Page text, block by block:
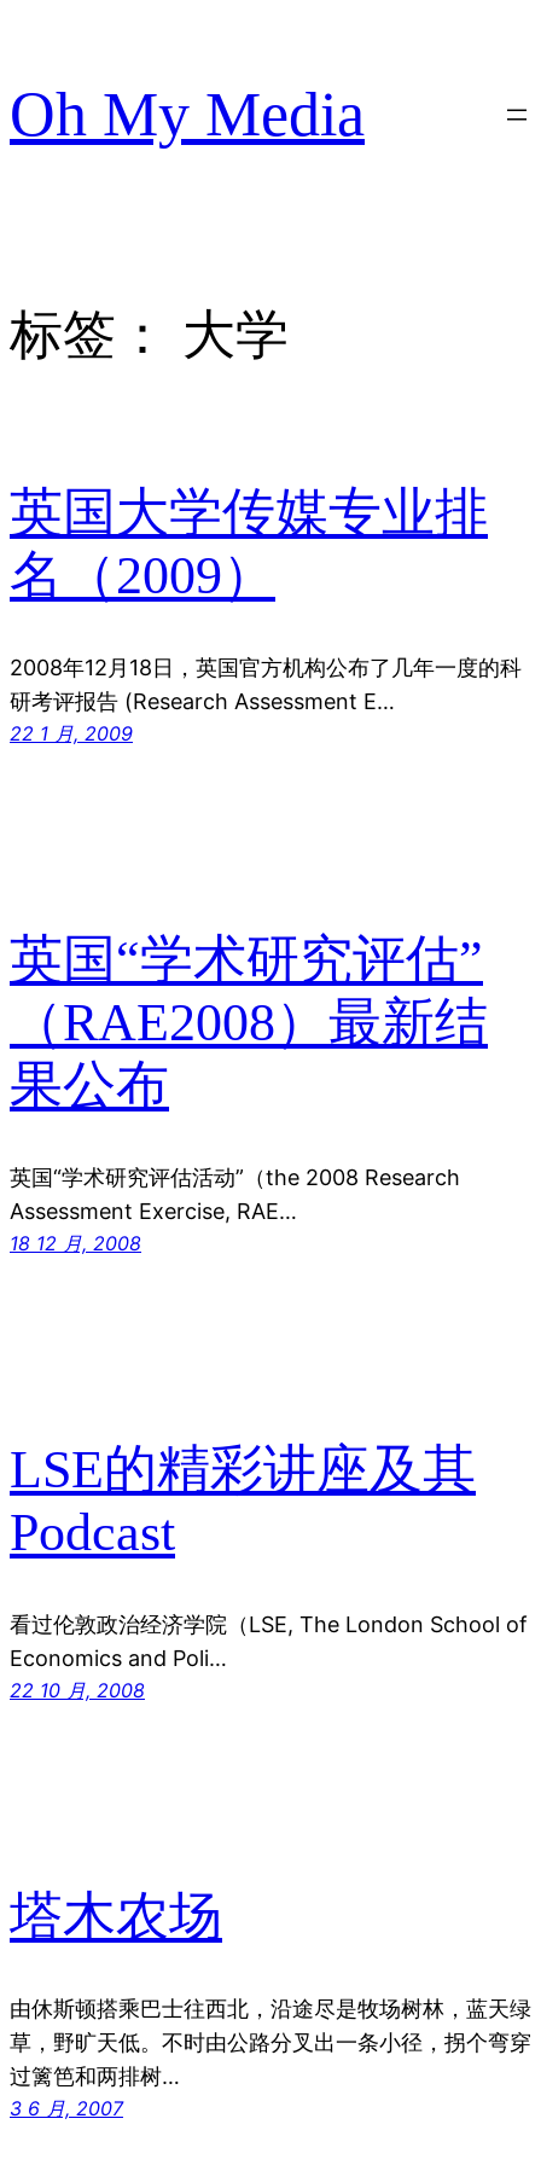
内
容
Oh My Media
标签： 大学
英国大学传媒专业排
名（2009）
2008年12月18日，英国官方机构公布了几年一度的科
研考评报告 (Research Assessment E…
22 1 月, 2009
英国“学术研究评估”
（RAE2008）最新结
果公布
英国“学术研究评估活动”（the 2008 Research
Assessment Exercise, RAE…
18 12 月, 2008
LSE的精彩讲座及其
Podcast
看过伦敦政治经济学院（LSE, The London School of
Economics and Poli…
22 10 月, 2008
塔木农场
由休斯顿搭乘巴士往西北，沿途尽是牧场树林，蓝天绿
草，野旷天低。不时由公路分叉出一条小径，拐个弯穿
过篱笆和两排树…
3 6 月, 2007